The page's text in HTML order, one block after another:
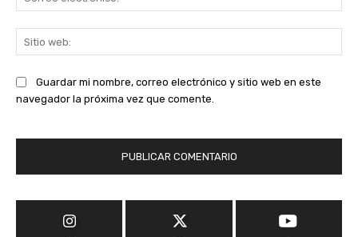
Guardar mi nombre, correo electrónico y sitio web en este
navegador la próxima vez que comente.